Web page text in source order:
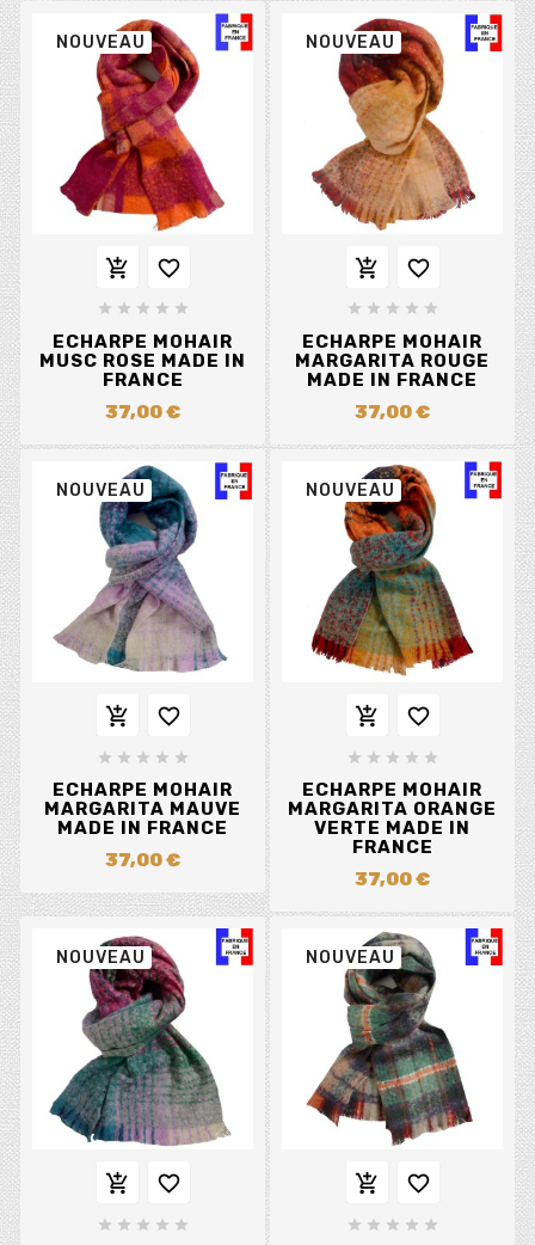
NOUVEAU
 
    
ECHARPE MOHAIR
MUSC ROSE MADE IN
FRANCE
37,00 €
NOUVEAU
 
    
ECHARPE MOHAIR
MARGARITA ROUGE
MADE IN FRANCE
37,00 €
NOUVEAU
 
    
ECHARPE MOHAIR
MARGARITA MAUVE
MADE IN FRANCE
37,00 €
NOUVEAU
 
    
ECHARPE MOHAIR
MARGARITA ORANGE
VERTE MADE IN
FRANCE
37,00 €
NOUVEAU
 
    
NOUVEAU
 
    